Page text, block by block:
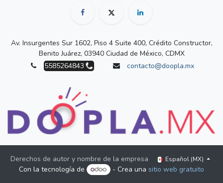
Av. Insurgentes Sur 1602, Piso 4 Suite 400, Crédito Constructor,
Benito Juárez, 03940 Ciudad de México, CDMX
5585264843
contacto@doopla.mx
Derechos de autor y nombre de la empresa Español (MX)
Con la tecnología de - Crea unasitio web gratuito